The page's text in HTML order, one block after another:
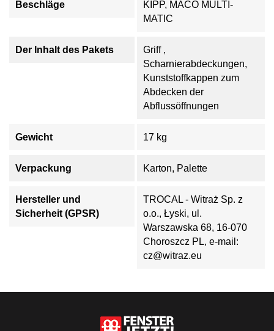
Beschläge
KIPP, MACO MULTI-
MATIC
Der Inhalt des Pakets
Griff ,
Scharnierabdeckungen,
Kunststoffkappen zum
Abdecken der
Abflussöffnungen
Gewicht 17 kg
Verpackung Karton, Palette
Hersteller und
Sicherheit (GPSR)
TROCAL - Witraż Sp. z
o.o., Łyski, ul.
Warszawska 68, 16-070
Choroszcz PL, e-mail:
cz@witraz.eu